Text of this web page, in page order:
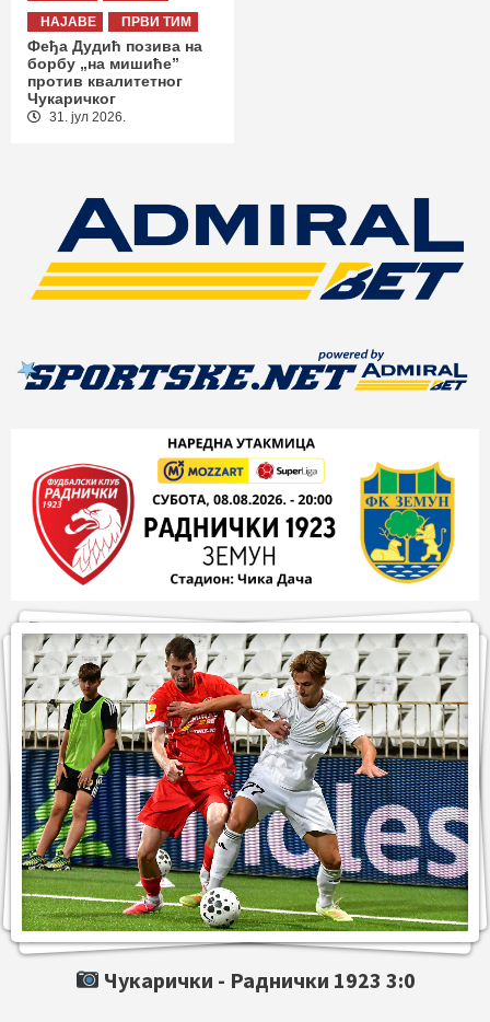
НАЈАВЕ
ПРВИ ТИМ
Феђа Дудић позива на
борбу „на мишиће”
против квалитетног
Чукаричког
31. јул 2026.
Чукарички - Раднички 1923 3:0